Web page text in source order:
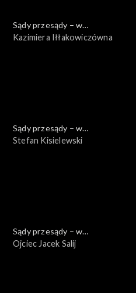
Sądy przesądy – w
powiększeniu
Kazimiera Iłłakowiczówna
Sądy przesądy – w
powiększeniu
Stefan Kisielewski
Sądy przesądy – w
powiększeniu
Ojciec Jacek Salij